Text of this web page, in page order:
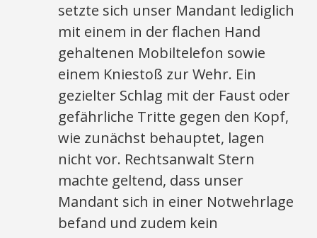
setzte sich unser Mandant lediglich
mit einem in der flachen Hand
gehaltenen Mobiltelefon sowie
einem Kniestoß zur Wehr. Ein
gezielter Schlag mit der Faust oder
gefährliche Tritte gegen den Kopf,
wie zunächst behauptet, lagen
nicht vor. Rechtsanwalt Stern
machte geltend, dass unser
Mandant sich in einer Notwehrlage
befand und zudem kein